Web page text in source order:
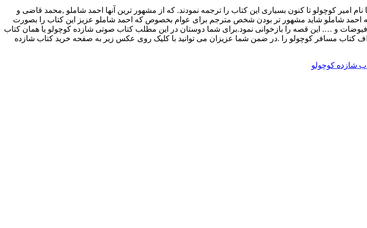
امیر کوچولو تا کنون بسیاری این کتاب را ترجمه نمودند. که از مشهور ترین آنها احمد شاملو ,محمد قاضی و
احمد شاملو شاید مشهور تر بودن شخص مترجم برای عوام بخصوص که احمد شاملو عزیز این کتاب را بصورت
و …. این قصه را بازخوانی نمود.برای شما دوستان در این مطلب کتاب صوتی شازده کوچولو یا همان کتاب
اف کتاب مسافر کوچولو را .در ضمن شما عزیزان می توانید با کلیک روی عکس زیر به صفحه خرید کتاب شازده